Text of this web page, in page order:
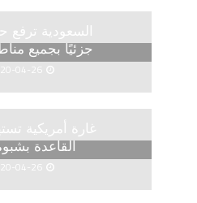
السعودية ترفع
جزئيًا بجميع
04-26
غارة أمريكية
القاعدة
04-26